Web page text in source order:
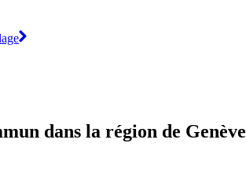
dans la région de Genève